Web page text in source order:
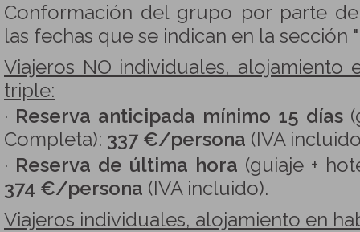
Conformación del grupo por parte de
las fechas que se indican en la sección
Viajeros NO individuales, alojamiento
triple:
· Reserva anticipada mínimo 15 días
Completa): 337 €/persona (IVA
· Reserva de última hora (guiaje +
374 €/persona (IVA incluido).
Viajeros individuales, alojamiento en